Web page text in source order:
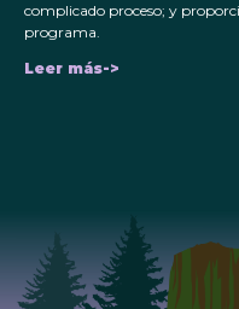
complicado proceso; y
programa.
Leer más->